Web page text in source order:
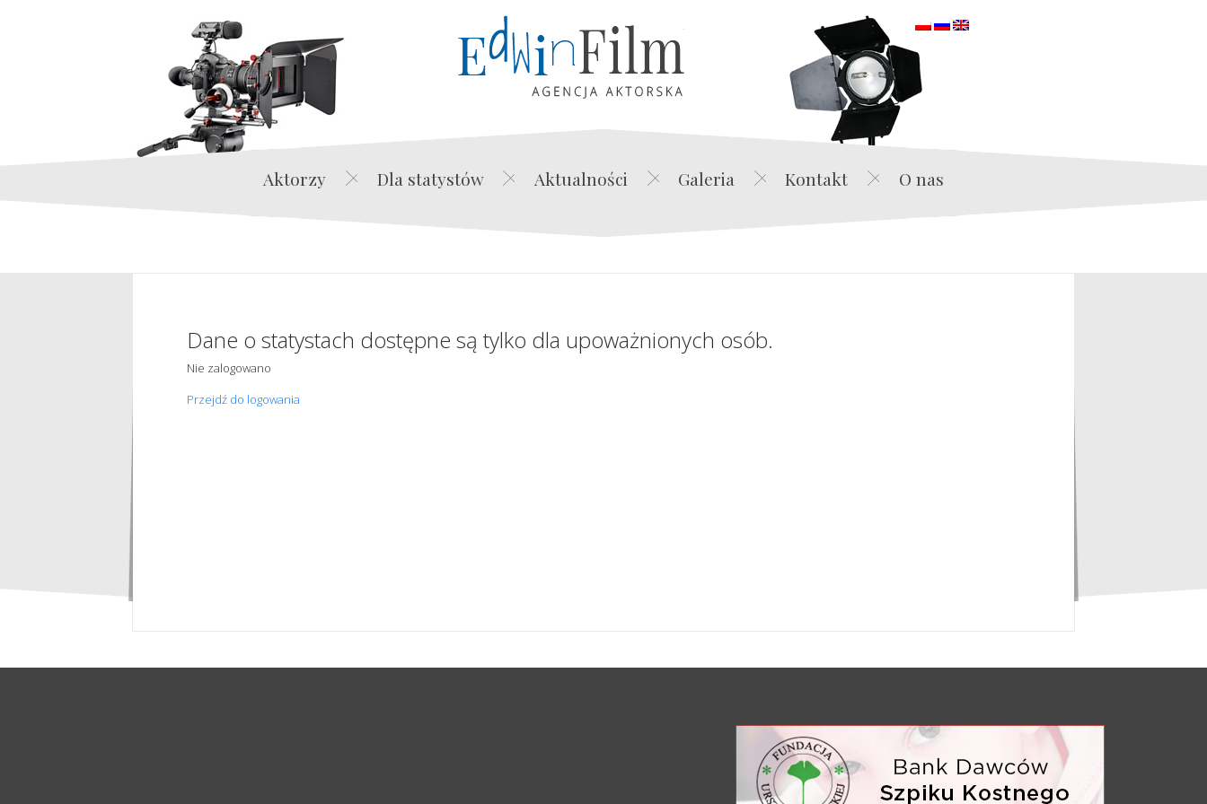
Edwin Film Agencja Aktorska
Aktorzy Dla statystów Aktualności Galeria Kontakt O nas
Dane o statystach dostępne są tylko dla upoważnionych osób.
Nie zalogowano
Przejdź do logowania